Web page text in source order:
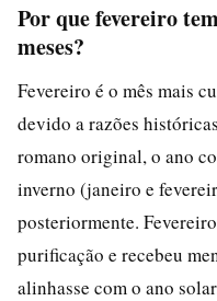
Por que fevereiro
meses?
Fevereiro é o mês mais
devido a razões
romano original, o ano
inverno (janeiro e
posteriormente.
purificação e recebeu
alinhasse com o ano